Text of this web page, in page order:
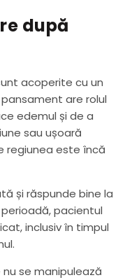
după
acoperite cu un
are rolul
edemul și de a
sau ușoară
regiunea este încă
și răspunde bine la
pacientul
inclusiv în timpul
se manipulează